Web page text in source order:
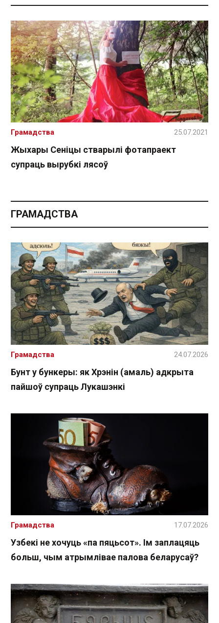
Жыхары Сеніцы стварылі фотапраект
супраць вырубкі лясоў
Грамадства 25.07.2021
ГРАМАДСТВА
Бунт у бункеры: як Хрэнін (амаль) адкрыта
пайшоў супраць Лукашэнкі
Грамадства 24.07.2026
Узбекі не хочуць «па пяцьсот». Ім заплацяць
больш, чым атрымлівае палова беларусаў?
Грамадства 17.07.2026